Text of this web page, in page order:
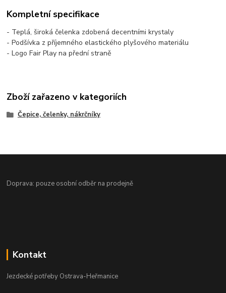
Kompletní specifikace
- Teplá, široká čelenka zdobená decentními krystaly
- Podšívka z příjemného elastického plyšového materiálu
- Logo Fair Play na přední straně
Zboží zařazeno v kategoriích
Čepice, čelenky, nákrčníky
Doprava: pouze osobní odběr na prodejně
Kontakt
Jezdecké potřeby Ostrava-Heřmanice